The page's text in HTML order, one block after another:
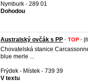
Nymburk - 289 01
Dohodou
Australský ovčák s PP - TOP -
Chovatelská stanice
blue merle ...
Frýdek - Místek - 739 39
V textu